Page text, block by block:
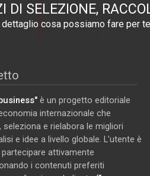
DI SELEZIONE,
cosa possiamo fare per
è un progetto editoriale
internazionale che
seleziona e rielabora le migliori
e idee a livello globale. L'utente è
attivamente
i contenuti preferiti